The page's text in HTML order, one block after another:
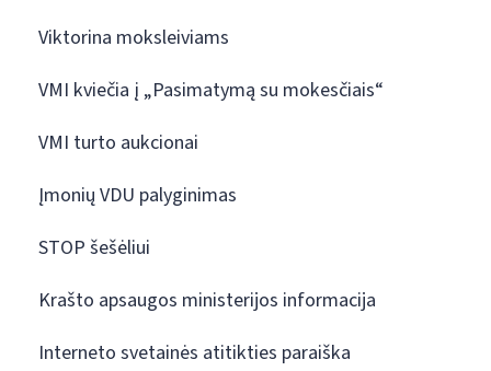
Viktorina moksleiviams
VMI kviečia į „Pasimatymą su mokesčiais“
VMI turto aukcionai
Įmonių VDU palyginimas
STOP šešėliui
Krašto apsaugos ministerijos informacija
Interneto svetainės atitikties paraiška